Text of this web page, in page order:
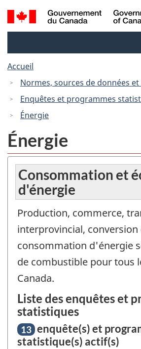
Passer
au
Passer
à
Recherche
et
Accueil
Normes, sources de données
Enquêtes et programmes
Énergie
Énergie
Consommation et
d'énergie
Production, commerce,
interprovincial, conversion
consommation d'énergie
de combustible pour tous
Canada.
Liste des enquêtes et
statistiques
13 enquête(s) et
statistique(s) actif(s)